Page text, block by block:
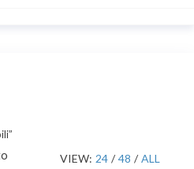
VIEW: 24 / 48 / ALL